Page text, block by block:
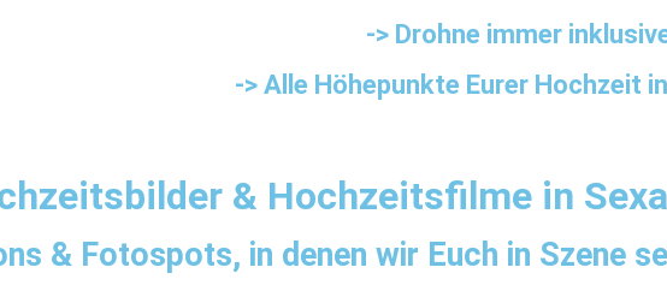
-> Drohne immer
-> Alle Höhepunkte Eurer Hochzeit
& Hochzeitsfilme in
& Fotospots, in denen wir Euch in Szene